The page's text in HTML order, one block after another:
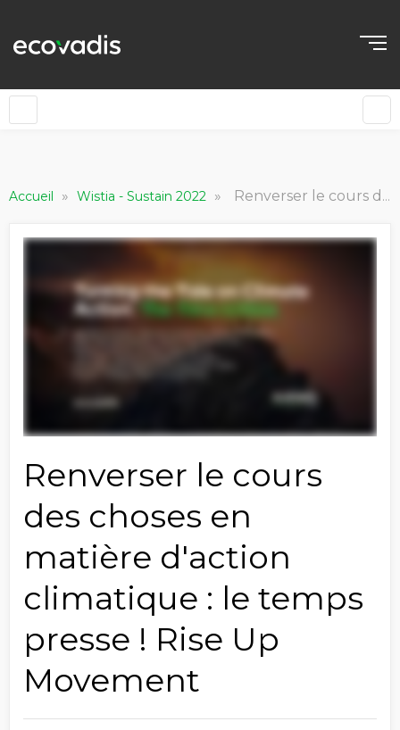
Accueil » Wistia - Sustain 2022 » Renverser le cours des choses en matière d'action climatique : le temps presse ! Rise Up Movement
Renverser le cours
des choses en
matière d'action
climatique : le temps
presse ! Rise Up
Movement